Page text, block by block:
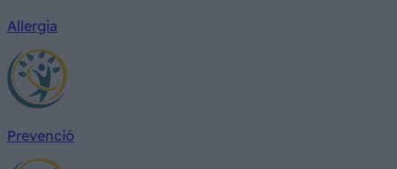
Allergia
Prevenció